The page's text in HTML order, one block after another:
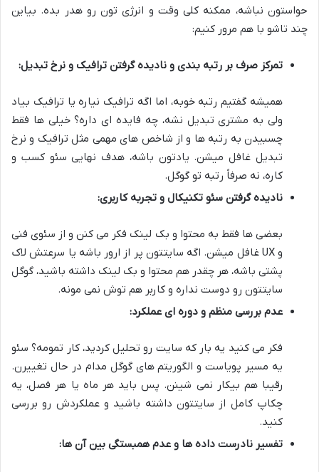
حواستون نباشه، ممکنه کلی وقت و انرژی تون رو هدر بده. بیاین
چند تاشو با هم مرور کنیم:
تمرکز صرف بر رتبه بندی و نادیده گرفتن ترافیک و نرخ تبدیل:
همیشه گفتیم رتبه خوبه، اما اگه ترافیک نیاره یا ترافیک بیاد
ولی به مشتری تبدیل نشه، چه فایده ای داره؟ خیلی ها فقط
چسبیدن به رتبه ها و از شاخص های مهمی مثل ترافیک و نرخ
تبدیل غافل میشن. یادتون باشه، هدف نهایی سئو کسب و
کاره، نه صرفاً رتبه تو گوگل.
نادیده گرفتن سئو تکنیکال و تجربه کاربری:
بعضی ها فقط به محتوا و بک لینک فکر می کنن و از سئوی فنی
و UX غافل میشن. اگه سایتتون پر از ارور باشه یا سرعتش لاک
پشتی باشه، هر چقدر هم محتوا و بک لینک داشته باشید، گوگل
سایتتون رو دوست نداره و کاربر هم توش نمی مونه.
عدم بررسی منظم و دوره ای عملکرد:
فکر می کنید یه بار که سایت رو تحلیل کردید، کار تمومه؟ سئو
یه مسیر پویاست و الگوریتم های گوگل مدام در حال تغییرن.
رقیبا هم بیکار نمی شینن. پس باید هر ماه یا هر فصل، یه
چکاپ کامل از سایتتون داشته باشید و عملکردش رو بررسی
کنید.
تفسیر نادرست داده ها و عدم همبستگی بین آن ها: